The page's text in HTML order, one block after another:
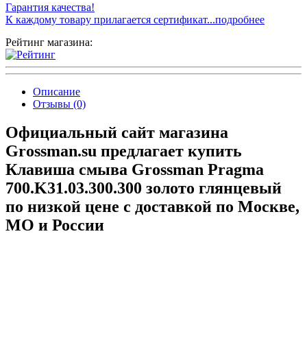
Гарантия качества!
К каждому товару прилагается сертификат...подробнее
Рейтинг магазина:
Описание
Отзывы (0)
Официальный сайт магазина
Grossman.su предлагает купить
Клавиша смыва Grossman Pragma
700.K31.03.300.300 золото глянцевый
по низкой цене с доставкой по Москве,
МО и России